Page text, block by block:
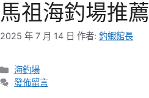
馬祖海釣場推薦
2025 年 7 月 14 日 作者: 釣蝦館長
分
類
海釣場
發佈留言